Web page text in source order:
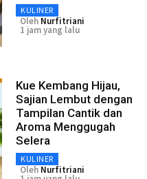
KULINER
Oleh Nurfitriani
1 jam yang lalu
Kue Kembang Hijau,
Sajian Lembut dengan
Tampilan Cantik dan
Aroma Menggugah
Selera
KULINER
Oleh Nurfitriani